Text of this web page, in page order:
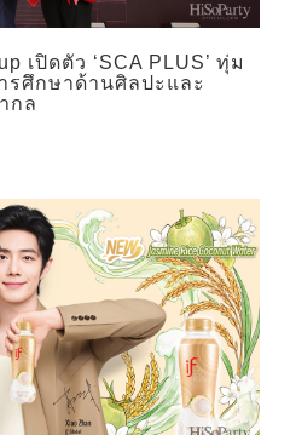
เปิดตัว ‘SCA PLUS’ ทุ่ม
รศึกษาด้านศิลปะและ
กล